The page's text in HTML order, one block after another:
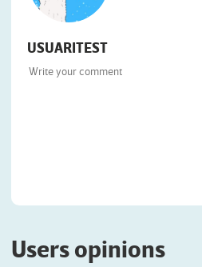
USUARITEST
Users opinions